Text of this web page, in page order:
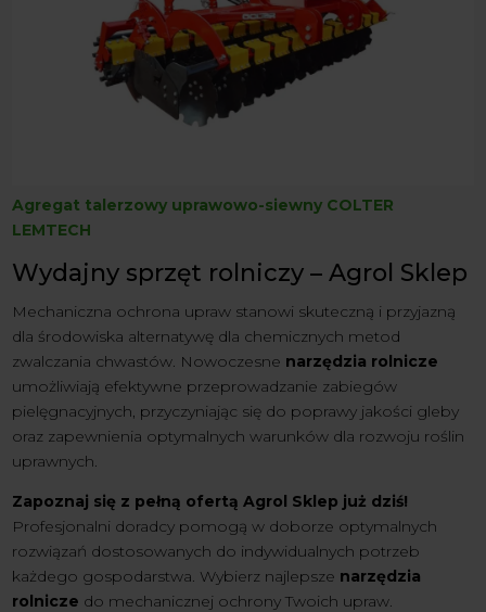
Agregat talerzowy uprawowo-siewny COLTER
LEMTECH
Wydajny sprzęt rolniczy – Agrol Sklep
Mechaniczna ochrona upraw stanowi skuteczną i przyjazną
dla środowiska alternatywę dla chemicznych metod
zwalczania chwastów. Nowoczesne narzędzia rolnicze
umożliwiają efektywne przeprowadzanie zabiegów
pielęgnacyjnych, przyczyniając się do poprawy jakości gleby
oraz zapewnienia optymalnych warunków dla rozwoju roślin
uprawnych.
Zapoznaj się z pełną ofertą Agrol Sklep już dziś!
Profesjonalni doradcy pomogą w doborze optymalnych
rozwiązań dostosowanych do indywidualnych potrzeb
każdego gospodarstwa. Wybierz najlepsze narzędzia
rolnicze do mechanicznej ochrony Twoich upraw.